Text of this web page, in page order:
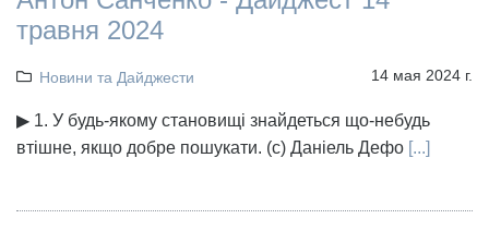
травня 2024
Новини та Дайджести 14 мая 2024 г.
▶ 1. У будь-якому становищі знайдеться що-небудь
втішне, якщо добре пошукати. (с) Даніель Дефо [...]